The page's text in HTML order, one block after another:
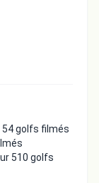
54 golfs filmés
510 golfs